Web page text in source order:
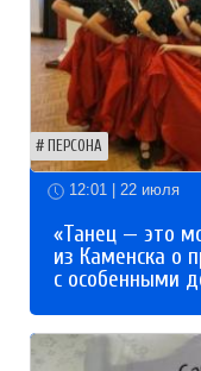
ПЕРСОНА
12:01 | 22 июля
«Танец — это
из Каменска о
с особенными